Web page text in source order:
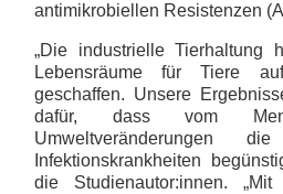
antimikrobiellen Resistenzen
„Die industrielle Tierhaltung
Lebensräume für Tiere
geschaffen. Unsere
dafür, dass vom
Umweltveränderungen
Infektionskrankheiten
die Studienautor:innen.